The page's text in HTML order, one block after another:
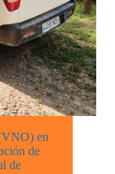
en
de
de